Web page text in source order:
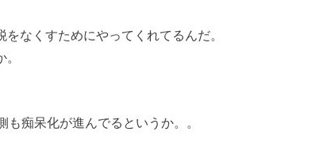
なくすためにやってくれてるんだ。
痴呆化が進んでるというか。。